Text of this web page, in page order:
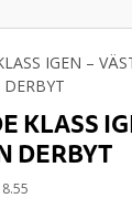
KLASS
DERBYT